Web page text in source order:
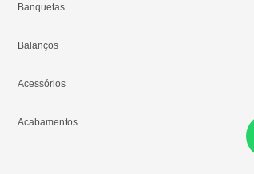
Banquetas
Balanços
Acessórios
Acabamentos